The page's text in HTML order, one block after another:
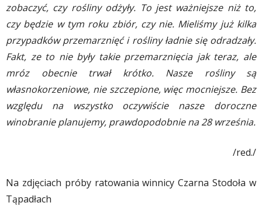
zobaczyć, czy rośliny odżyły. To jest ważniejsze niż to,
czy będzie w tym roku zbiór, czy nie. Mieliśmy już kilka
przypadków przemarznięć i rośliny ładnie się odradzały.
Fakt, ze to nie były takie przemarznięcia jak teraz, ale
mróz obecnie trwał krótko. Nasze rośliny są
własnokorzeniowe, nie szczepione, więc mocniejsze. Bez
względu na wszystko oczywiście nasze doroczne
winobranie planujemy, prawdopodobnie na 28 września.
/red./
Na zdjęciach próby ratowania winnicy Czarna Stodoła w
Tąpadłach